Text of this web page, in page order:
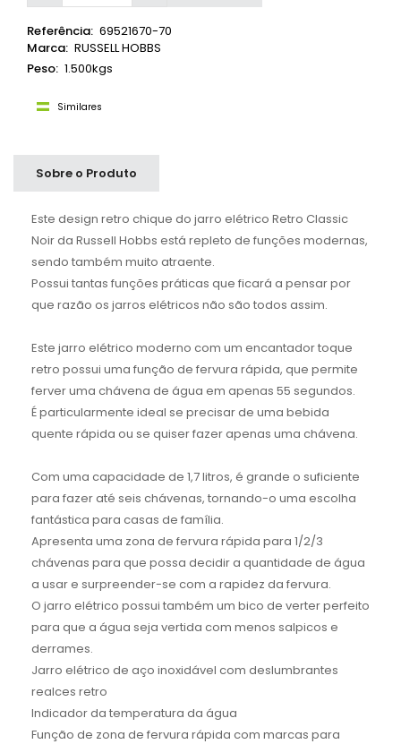
Referência: 69521670-70
Marca: RUSSELL HOBBS
Peso: 1.500kgs
Similares
Sobre o Produto
Este design retro chique do jarro elétrico Retro Classic
Noir da Russell Hobbs está repleto de funções modernas,
sendo também muito atraente.
Possui tantas funções práticas que ficará a pensar por
que razão os jarros elétricos não são todos assim.
Este jarro elétrico moderno com um encantador toque
retro possui uma função de fervura rápida, que permite
ferver uma chávena de água em apenas 55 segundos.
É particularmente ideal se precisar de uma bebida
quente rápida ou se quiser fazer apenas uma chávena.
Com uma capacidade de 1,7 litros, é grande o suficiente
para fazer até seis chávenas, tornando-o uma escolha
fantástica para casas de família.
Apresenta uma zona de fervura rápida para 1/2/3
chávenas para que possa decidir a quantidade de água
a usar e surpreender-se com a rapidez da fervura.
O jarro elétrico possui também um bico de verter perfeito
para que a água seja vertida com menos salpicos e
derrames.
Jarro elétrico de aço inoxidável com deslumbrantes
realces retro
Indicador da temperatura da água
Função de zona de fervura rápida com marcas para